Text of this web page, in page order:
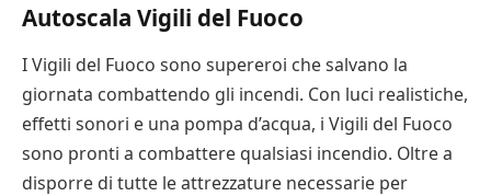
Autoscala Vigili del Fuoco
I Vigili del Fuoco sono supereroi che salvano la
giornata combattendo gli incendi. Con luci realistiche,
effetti sonori e una pompa d’acqua, i Vigili del Fuoco
sono pronti a combattere qualsiasi incendio. Oltre a
disporre di tutte le attrezzature necessarie per